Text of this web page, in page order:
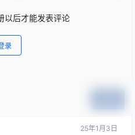
以后才能发表评论
录
25年1月3日